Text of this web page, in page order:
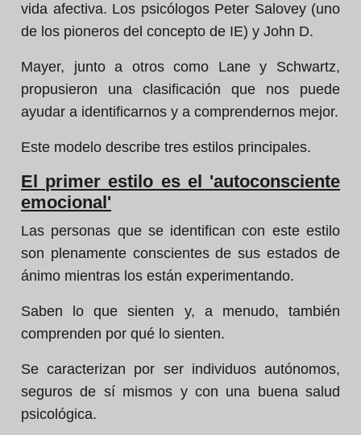
vida afectiva. Los psicólogos Peter Salovey (uno
de los pioneros del concepto de IE) y John D.
Mayer, junto a otros como Lane y Schwartz,
propusieron una clasificación que nos puede
ayudar a identificarnos y a comprendernos mejor.
Este modelo describe tres estilos principales.
El primer estilo es el 'autoconsciente
emocional'
Las personas que se identifican con este estilo
son plenamente conscientes de sus estados de
ánimo mientras los están experimentando.
Saben lo que sienten y, a menudo, también
comprenden por qué lo sienten.
Se caracterizan por ser individuos autónomos,
seguros de sí mismos y con una buena salud
psicológica.